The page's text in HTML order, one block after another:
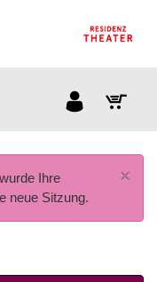
×
Ihre
neue Sitzung.